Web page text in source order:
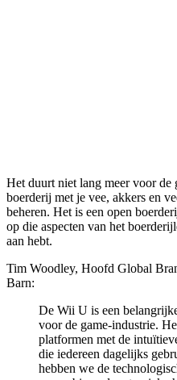
Het duurt niet lang meer voor de
boerderij met je vee, akkers en
beheren. Het is een open
op die aspecten van het
aan hebt.
Tim Woodley, Hoofd Global
Barn:
De Wii U is een
voor de game-industrie.
platformen met de
die iedereen dagelijks
hebben we de